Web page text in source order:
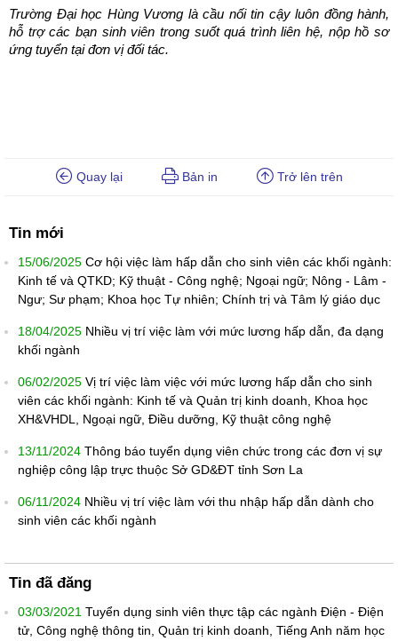
Trường Đại học Hùng Vương là cầu nối tin cậy luôn đồng hành,
hỗ trợ các bạn sinh viên trong suốt quá trình liên hệ, nộp hồ sơ
ứng tuyển tại đơn vị đối tác.
Quay lại Bản in Trở lên trên
Tin mới
15/06/2025 Cơ hội việc làm hấp dẫn cho sinh viên các khối ngành:
Kinh tế và QTKD; Kỹ thuật - Công nghệ; Ngoại ngữ; Nông - Lâm -
Ngư; Sư phạm; Khoa học Tự nhiên; Chính trị và Tâm lý giáo dục
18/04/2025 Nhiều vị trí việc làm với mức lương hấp dẫn, đa dạng
khối ngành
06/02/2025 Vị trí việc làm việc với mức lương hấp dẫn cho sinh
viên các khối ngành: Kinh tế và Quản trị kinh doanh, Khoa học
XH&VHDL, Ngoại ngữ, Điều dưỡng, Kỹ thuật công nghệ
13/11/2024 Thông báo tuyển dụng viên chức trong các đơn vị sự
nghiệp công lập trực thuộc Sở GD&ĐT tỉnh Sơn La
06/11/2024 Nhiều vị trí việc làm với thu nhập hấp dẫn dành cho
sinh viên các khối ngành
Tin đã đăng
03/03/2021 Tuyển dụng sinh viên thực tập các ngành Điện - Điện
tử, Công nghệ thông tin, Quản trị kinh doanh, Tiếng Anh năm học